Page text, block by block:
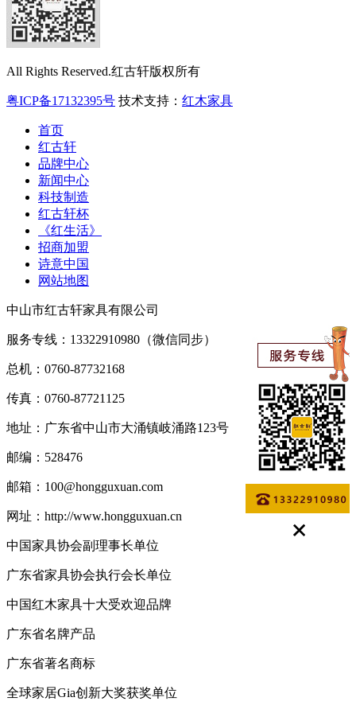
All Rights Reserved.红古轩版权所有
粤ICP备17132395号 技术支持： 红木家具
首页
红古轩
品牌中心
新闻中心
科技制造
红古轩杯
《红生活》
招商加盟
诗意中国
网站地图
中山市红古轩家具有限公司
服务专线：13322910980（微信同步）
总机：0760-87732168
传真：0760-87721125
地址：广东省中山市大涌镇岐涌路123号
邮编：528476
邮箱：100@hongguxuan.com
网址：http://www.hongguxuan.cn
中国家具协会副理事长单位
广东省家具协会执行会长单位
中国红木家具十大受欢迎品牌
广东省名牌产品
广东省著名商标
全球家居Gia创新大奖获奖单位